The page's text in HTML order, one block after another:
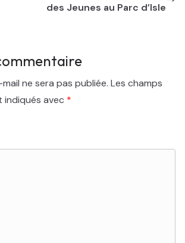
des Jeunes au Parc d’Isle
ne sera pas publiée. Les champs
avec *